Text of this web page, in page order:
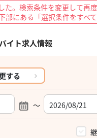
。検索条件を変更して再
にある「選択条件をすべ
イト求人情報
する
～